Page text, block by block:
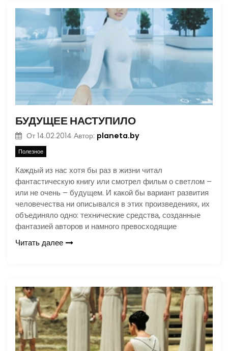
БУДУЩЕЕ НАСТУПИЛО
От 14.02.2014 Автор: planeta.by
Полезное
Каждый из нас хотя бы раз в жизни читал
фантастическую книгу или смотрел фильм о светлом –
или не очень – будущем. И какой бы вариант развития
человечества ни описывался в этих произведениях, их
объединяло одно: технические средства, созданные
фантазией авторов и намного превосходящие
Читать далее